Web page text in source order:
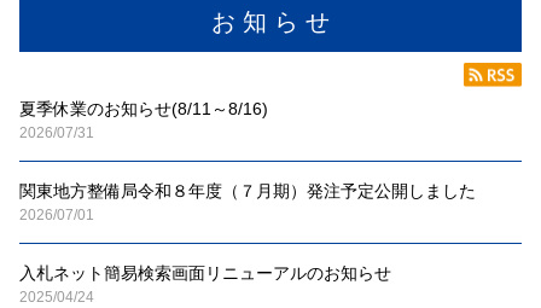
お 知 ら せ
夏季休業のお知らせ(8/11～8/16)
2026/07/31
関東地方整備局令和８年度（７月期）発注予定公開しました
2026/07/01
入札ネット簡易検索画面リニューアルのお知らせ
2025/04/24